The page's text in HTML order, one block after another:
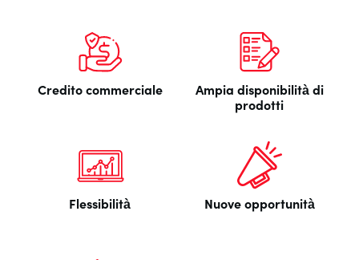
Credito commerciale
Ampia disponibilità di
prodotti
Flessibilità Nuove opportunità